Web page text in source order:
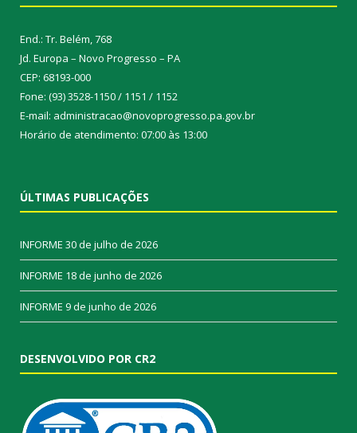
End.: Tr. Belém, 768
Jd. Europa – Novo Progresso – PA
CEP: 68193-000
Fone: (93) 3528-1150 / 1151 / 1152
E-mail: administracao@novoprogresso.pa.gov.br
Horário de atendimento: 07:00 às 13:00
ÚLTIMAS PUBLICAÇÕES
INFORME 30 de julho de 2026
INFORME 18 de junho de 2026
INFORME 9 de junho de 2026
DESENVOLVIDO POR CR2